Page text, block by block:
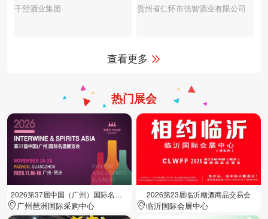
千熙酒业集团 贵州省仁怀市信智酒业有限公司
查看更多
热门展会
2026第37届中国（广州）国际名酒展览会
广州琶洲国际采购中心
2026第23届临沂糖酒商品交易会
临沂国际会展中心